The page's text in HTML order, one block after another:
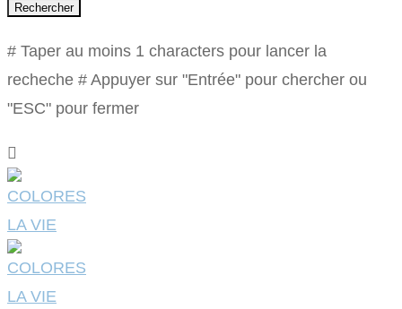
Rechercher
# Taper au moins 1 characters pour lancer la
recheche # Appuyer sur "Entrée" pour chercher ou
"ESC" pour fermer